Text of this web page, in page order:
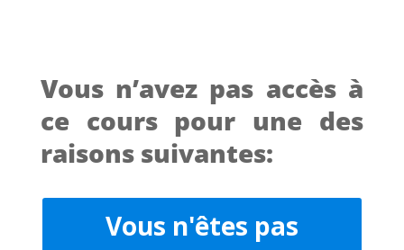
Vous n’avez pas accès à
ce cours pour une des
raisons suivantes:
Vous n'êtes pas